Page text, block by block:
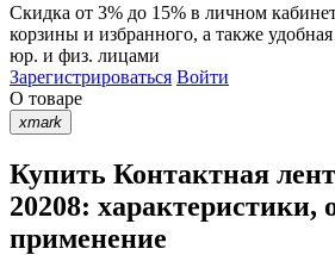
Скидка от 3% до 15% в личном
корзины и избранного, а также
юр. и физ. лицами
Зарегистрироваться Войти
О товаре
xmark
Купить Контактная
20208: характеристики,
применение